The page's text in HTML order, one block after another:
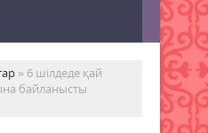
» 6 шілдеде қай
байланысты